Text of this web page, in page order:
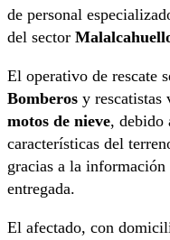
de personal
del sector
El operativo de rescate
Bomberos y rescatistas
motos de nieve, debido
características del
gracias a la
entregada.
El afectado, con